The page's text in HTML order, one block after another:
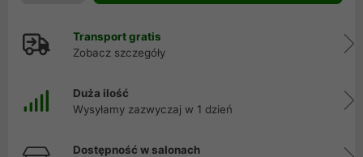
Transport gratis
Zobacz szczegóły
Duża ilość
Wysyłamy zazwyczaj w 1 dzień
Dostępność w salonach